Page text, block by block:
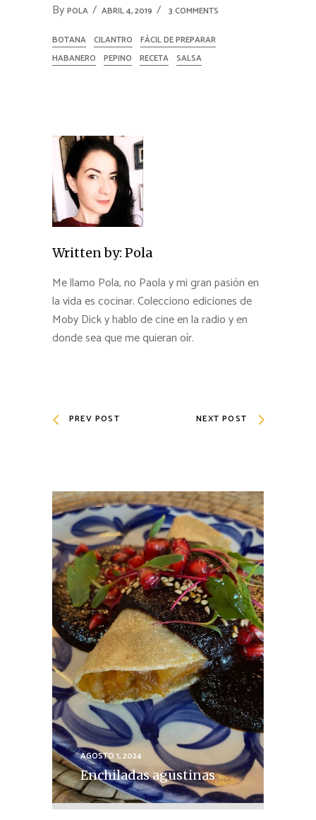
By POLA ABRIL 4, 2019 3 COMMENTS
BOTANA CILANTRO
FÁCIL DE PREPARAR
HABANERO
PEPINO RECETA SALSA
Written by: Pola
Me llamo Pola, no Paola y mi gran pasión en
la vida es cocinar. Colecciono ediciones de
Moby Dick y hablo de cine en la radio y en
donde sea que me quieran oír.
PREV POST NEXT POST
AGOSTO 1, 2024
Enchiladas agustinas